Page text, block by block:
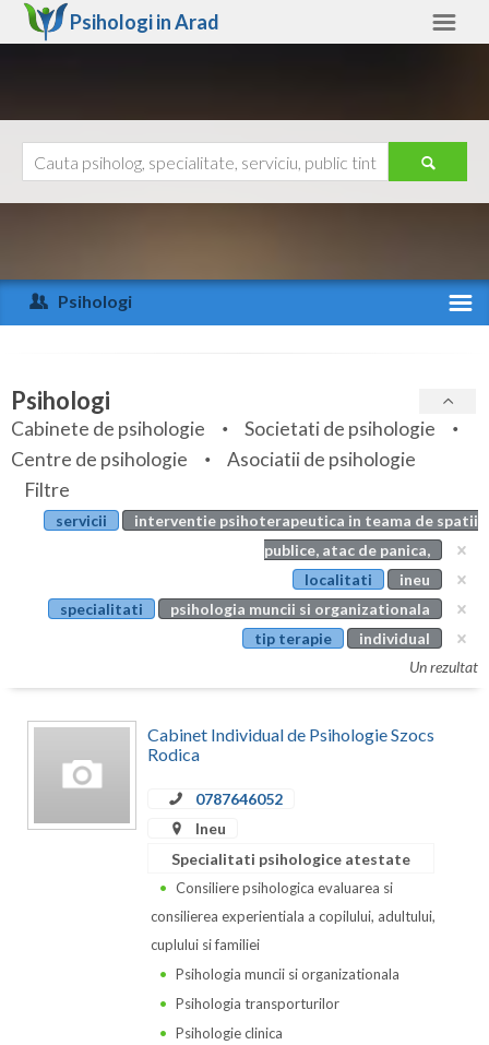
Psihologi inArad
Arad
Arges
Bihor
Bistrita-Nasaud
Botosani
Calarasi
Caras-Severin
Ajutor
Psihologi
Specialitati
Servicii
Articole
Evenimente
Membri
Psihologi
Cabinete de psihologie
Societati de psihologie
Centre de psihologie
Asociatii de psihologie
Filtre
servicii
interventie psihoterapeutica in teama de spatii
publice, atac de panica,
localitati
ineu
specialitati
psihologia muncii si organizationala
tip terapie
individual
Un rezultat
Cabinet Individual de Psihologie Szocs
Rodica
0787646052
Ineu
Specialitati psihologice atestate
Consiliere psihologica evaluarea si
consilierea experientiala a copilului, adultului,
cuplului si familiei
Psihologia muncii si organizationala
Psihologia transporturilor
Psihologie clinica